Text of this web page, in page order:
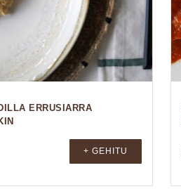
ERRUSIARRA
+ GEHITU